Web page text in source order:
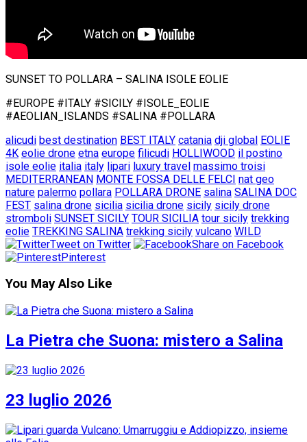
SUNSET TO POLLARA – SALINA ISOLE EOLIE
#EUROPE #ITALY #SICILY #ISOLE_EOLIE
#AEOLIAN_ISLANDS #SALINA #POLLARA
alicudi best destination BEST ITALY catania dji global EOLIE
4K eolie drone etna europe filicudi HOLLIWOOD il postino
isole eolie italia italy lipari luxury travel massimo troisi
MEDITERRANEAN MONTE FOSSA DELLE FELCI nat geo
nature palermo pollara POLLARA DRONE salina SALINA DOC
FEST salina drone sicilia sicilia drone sicily sicily drone
stromboli SUNSET SICILY TOUR SICILIA tour sicily trekking
eolie TREKKING SALINA trekking sicily vulcano WILD
Tweet on Twitter
Share on Facebook
Pinterest
You May Also Like
La Pietra che Suona: mistero a Salina
23 luglio 2026